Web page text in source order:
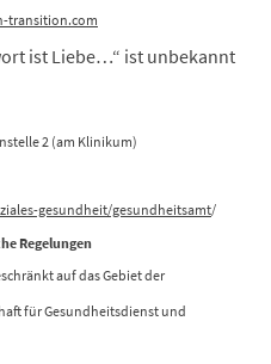
transition.com
ist Liebe…“ ist unbekannt
2 (am Klinikum)
gesundheit/gesundheitsamt/
Regelungen
auf das Gebiet der
für Gesundheitsdienst und